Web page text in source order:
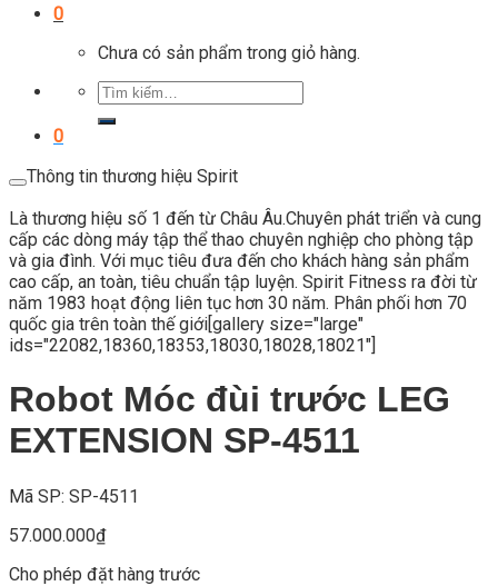
0
Chưa có sản phẩm trong giỏ hàng.
Tìm
kiếm:
0
Thông tin thương hiệu Spirit
Là thương hiệu số 1 đến từ Châu Âu.Chuyên phát triển và cung
cấp các dòng máy tập thể thao chuyên nghiệp cho phòng tập
và gia đình. Với mục tiêu đưa đến cho khách hàng sản phẩm
cao cấp, an toàn, tiêu chuẩn tập luyện. Spirit Fitness ra đời từ
năm 1983 hoạt động liên tục hơn 30 năm. Phân phối hơn 70
quốc gia trên toàn thế giới[gallery size="large"
ids="22082,18360,18353,18030,18028,18021"]
Robot Móc đùi trước LEG
EXTENSION SP-4511
Mã SP: SP-4511
57.000.000₫
Cho phép đặt hàng trước